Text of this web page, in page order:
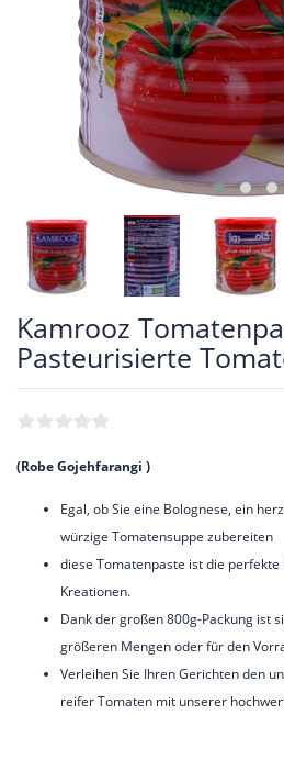
Kamrooz
Pasteurisierte
(Robe Gojehfarangi )
Egal, ob Sie eine Bolognese, ein
würzige Tomatensuppe zubereiten
diese Tomatenpaste ist die
Kreationen.
Dank der großen 800g-Packung ist
größeren Mengen oder für den
Verleihen Sie Ihren Gerichten den
reifer Tomaten mit unserer